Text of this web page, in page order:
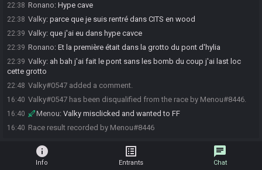
22:38 Ronano: Hype cave
22:38 Valky: parce que je suis rentré dans CITS en wood
22:39 Valky: que j'ai eu dans hype cavce
22:39 Ronano: Et la première était dans la grotto du pont d'hylia
22:39 Valky: ah bah j'ai fait le pont sans les bomb du coup j'ai last loc
cette grotto
22:48 Valky#0547 added a comment.
16:40 Valky#0547 has been disqualified from the race by Menou#8446.
16:40 Menou: Valky misclicked and wanted to FF
16:40 Race result recorded by Menou#8446
info
Info
list_alt
Entrants
chat
Chat